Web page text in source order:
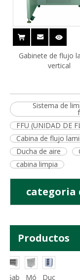
Gabinete de flujo
vertical
Sistema de
FFU (UNIDAD DE
Cabina de flujo
Ducha de aire
cabina limpia
categoria
Productos
Gab Mó Duc